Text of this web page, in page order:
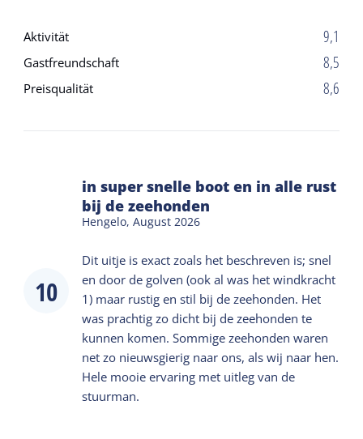
vollen Zügen genießen kann und die Tour
angenehm und persönlich bleibt. Reisen Sie
einen besonderen Gruppenausflug auf
einfach an, um die Möglichkeiten zu
Museumsanleger ab (direkt gegenüber dem
Restaurant La Boya).
Aktivität 9,1
Gastfreundschaft 8,5
Preisqualität 8,6
10
in super snelle boot en in alle rust
bij de zeehonden
Hengelo,August 2026
Dit uitje is exact zoals het beschreven is; snel
en door de golven (ook al was het windkracht
1) maar rustig en stil bij de zeehonden. Het
was prachtig zo dicht bij de zeehonden te
kunnen komen. Sommige zeehonden waren
net zo nieuwsgierig naar ons, als wij naar hen.
Hele mooie ervaring met uitleg van de
stuurman.